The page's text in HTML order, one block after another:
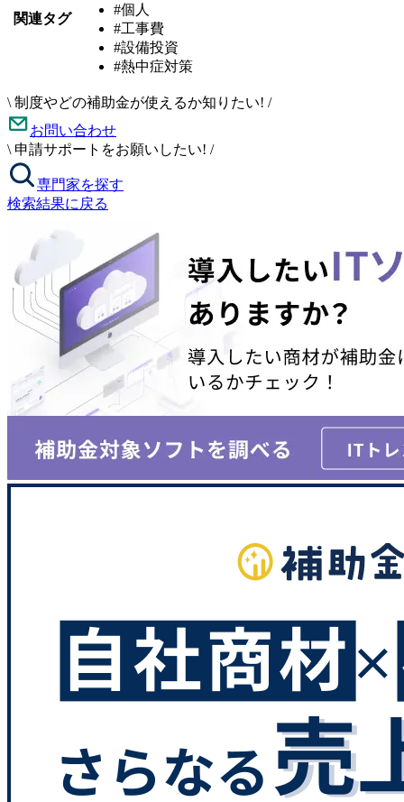
関連タグ
#個人
#工事費
#設備投資
#熱中症対策
\ 制度やどの補助金が使えるか知りたい! /
お問い合わせ
\ 申請サポートをお願いしたい! /
専門家を探す
検索結果に戻る